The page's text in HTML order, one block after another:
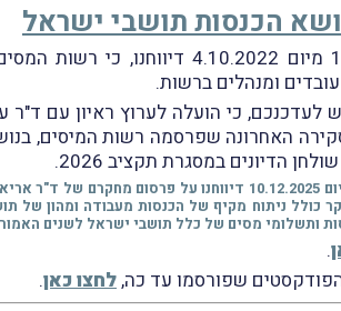
הכנסות תושבי ישראל
במבזק מס' 1993 מיום
ומנהלים ברשות.
כי הועלה לערוץ ראיון עם ד"ר
האחרונה שפרסמה רשות המיסים,
הדיונים במסגרת תקציב 2026.
* במבזק מס' 2158 מיום 10.12.2025 דיווחנו
כולל ניתוח מקיף של הכנסות מעבודה ומהון של
ותשלומי מסים של כלל תושבי ישראל לשנים
.
שפורסמו עד כה,לחצו כאן.